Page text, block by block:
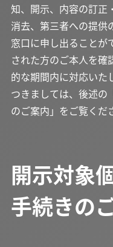
知、開示、内容の訂正
消去、第三者への提供
窓口に申し出ることが
された方のご本人を確
的な期間内に対応いた
つきましては、後述の
のご案内」をご覧くだ
開示対象
手続きの